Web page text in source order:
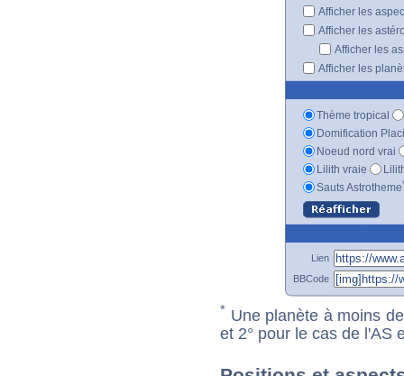
Afficher les
Afficher les
Afficher les
Afficher les
Thème tropical
Domification
Noeud nord vrai
Lilith vraie
Sauts Astrotheme
Lien
BBCode
* Une planète à moins
et 2° pour le cas de l'AS